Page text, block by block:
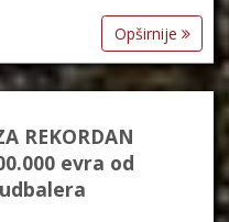
Opširnije
REKORDAN
evra od